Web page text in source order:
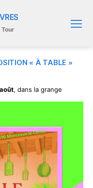
« À TABLE »
, dans la grange